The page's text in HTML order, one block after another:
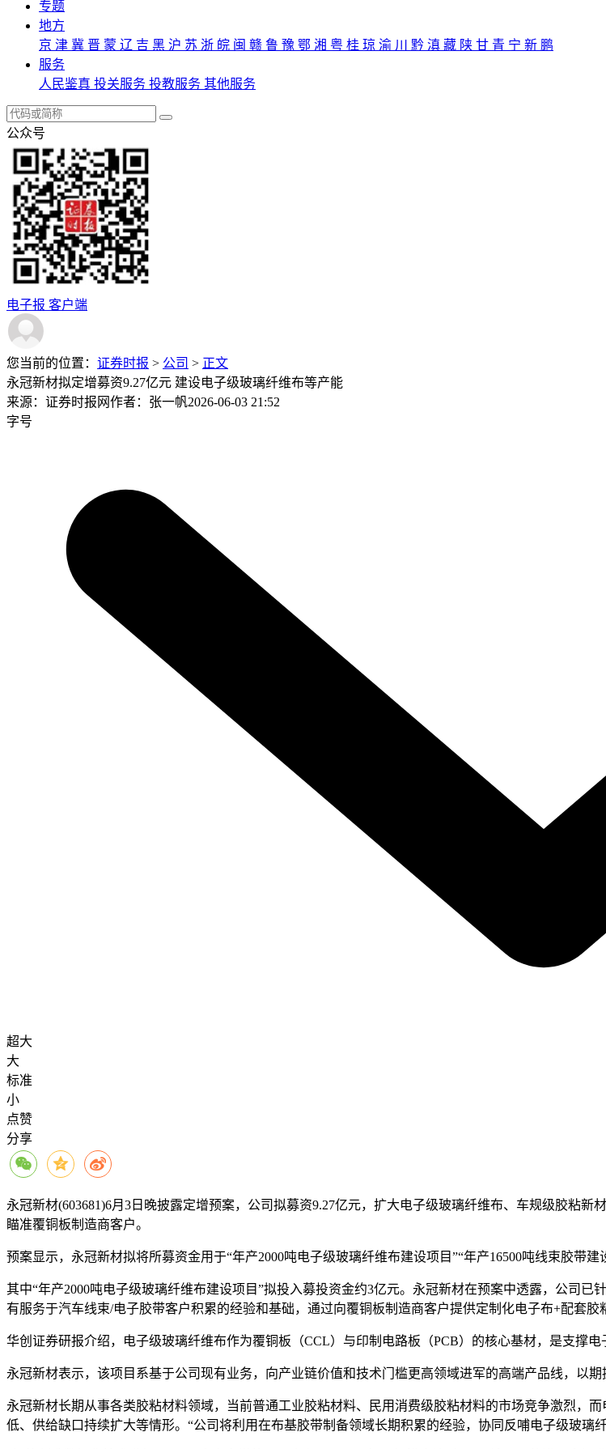
专题
地方
京 津 冀 晋 蒙 辽 吉 黑 沪 苏 浙 皖 闽 赣 鲁 豫 鄂 湘 粤 桂 琼 渝 川 黔 滇 藏 陕 甘 青 宁 新 鹏
服务
人民鉴真 投关服务 投教服务 其他服务
公众号
电子报 客户端
您当前的位置： 证券时报 > 公司 > 正文
永冠新材拟定增募资9.27亿元 建设电子级玻璃纤维布等产能
来源：证券时报网作者：张一帆2026-06-03 21:52
字号
超大
大
标准
小
点赞
分享
永冠新材(603681)6月3日晚披露定增预案，公司拟募资9.27亿元，扩大电子级玻璃纤维布、车规级胶粘
瞄准覆铜板制造商客户。
预案显示，永冠新材拟将所募资金用于“年产2000吨电子级玻璃纤维布建设项目”“年产16500吨线束胶带建
其中“年产2000吨电子级玻璃纤维布建设项目”拟投入募投资金约3亿元。永冠新材在预案中透露，公司
有服务于汽车线束/电子胶带客户积累的经验和基础，通过向覆铜板制造商客户提供定制化电子布+配套胶
华创证券研报介绍，电子级玻璃纤维布作为覆铜板（CCL）与印制电路板（PCB）的核心基材，是支撑
永冠新材表示，该项目系基于公司现有业务，向产业链价值和技术门槛更高领域进军的高端产品线，以期
永冠新材长期从事各类胶粘材料领域，当前普通工业胶粘材料、民用消费级胶粘材料的市场竞争激烈，
低、供给缺口持续扩大等情形。“公司将利用在布基胶带制备领域长期积累的经验，协同反哺电子级玻璃